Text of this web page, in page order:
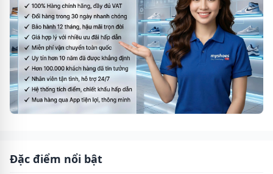
Đặc điểm nổi bật